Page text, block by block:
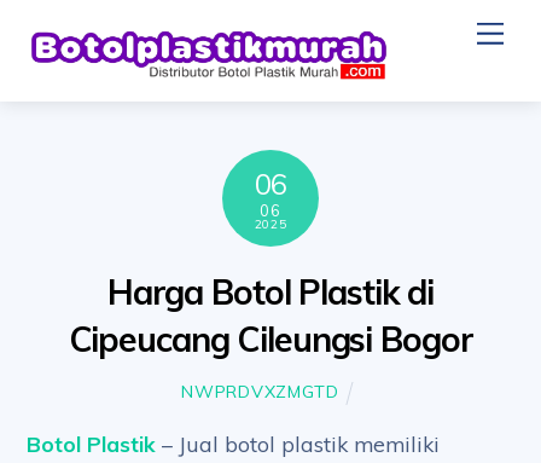
06
06
2025
Harga Botol Plastik di
Cipeucang Cileungsi Bogor
NWPRDVXZMGTD
Botol Plastik – Jual botol plastik memiliki